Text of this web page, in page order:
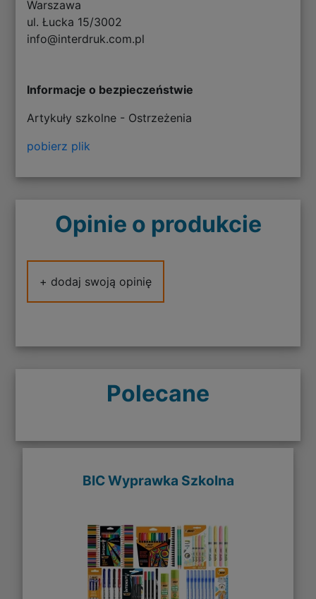
Warszawa
ul. Łucka 15/3002
info@interdruk.com.pl
Informacje o bezpieczeństwie
Artykuły szkolne - Ostrzeżenia
pobierz plik
Opinie o produkcie
+ dodaj swoją opinię
Polecane
BIC Wyprawka Szkolna